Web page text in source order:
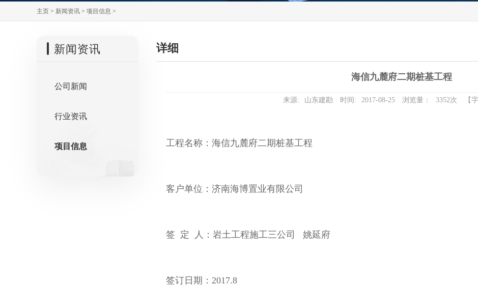
主页 > 新闻资讯 > 项目信息 >
新闻资讯
公司新闻
行业资讯
项目信息
详细
海信九麓府二期桩基工程
来源: 山东建勘 时间: 2017-08-25 浏览量： 3352次 【
工程名称：海信九麓府二期桩基工程
客户单位：济南海博置业有限公司
签 定 人：岩土工程施工三公司 姚延府
签订日期：2017.8